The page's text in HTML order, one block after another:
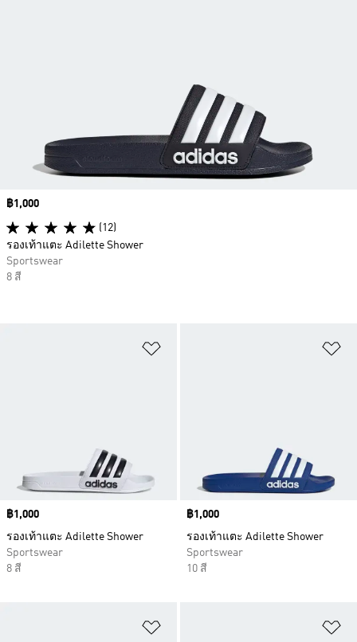
Price
฿1,000
รองเท้าแตะ Adilette Shower
Sportswear
8 สี
Price
฿1,000
รองเท้าแตะ Adilette Shower
Sportswear
10 สี
Price
฿1,000
(12)
รองเท้าแตะ Adilette Shower
Sportswear
8 สี